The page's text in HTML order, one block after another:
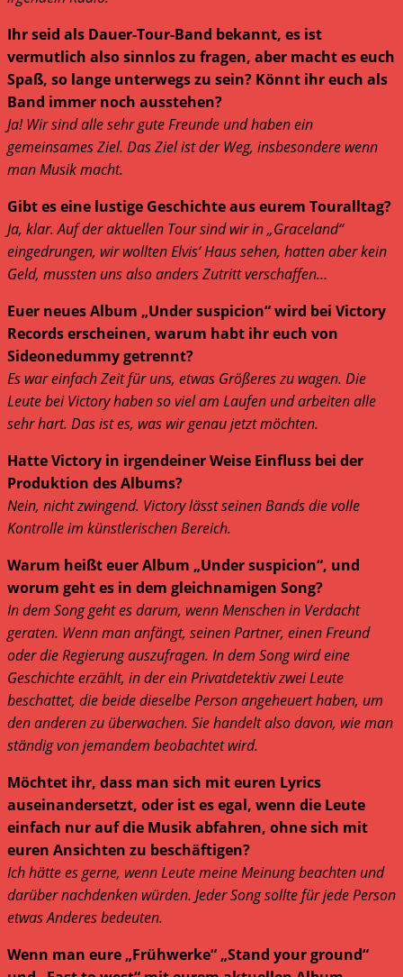
Ihr seid als Dauer-Tour-Band bekannt, es ist
vermutlich also sinnlos zu fragen, aber macht es euch
Spaß, so lange unterwegs zu sein? Könnt ihr euch als
Band immer noch ausstehen?
Ja! Wir sind alle sehr gute Freunde und haben ein
gemeinsames Ziel. Das Ziel ist der Weg, insbesondere wenn
man Musik macht.
Gibt es eine lustige Geschichte aus eurem Touralltag?
Ja, klar. Auf der aktuellen Tour sind wir in „Graceland“
eingedrungen, wir wollten Elvis‘ Haus sehen, hatten aber kein
Geld, mussten uns also anders Zutritt verschaffen…
Euer neues Album „Under suspicion“ wird bei Victory
Records erscheinen, warum habt ihr euch von
Sideonedummy getrennt?
Es war einfach Zeit für uns, etwas Größeres zu wagen. Die
Leute bei Victory haben so viel am Laufen und arbeiten alle
sehr hart. Das ist es, was wir genau jetzt möchten.
Hatte Victory in irgendeiner Weise Einfluss bei der
Produktion des Albums?
Nein, nicht zwingend. Victory lässt seinen Bands die volle
Kontrolle im künstlerischen Bereich.
Warum heißt euer Album „Under suspicion“, und
worum geht es in dem gleichnamigen Song?
In dem Song geht es darum, wenn Menschen in Verdacht
geraten. Wenn man anfängt, seinen Partner, einen Freund
oder die Regierung auszufragen. In dem Song wird eine
Geschichte erzählt, in der ein Privatdetektiv zwei Leute
beschattet, die beide dieselbe Person angeheuert haben, um
den anderen zu überwachen. Sie handelt also davon, wie man
ständig von jemandem beobachtet wird.
Möchtet ihr, dass man sich mit euren Lyrics
auseinandersetzt, oder ist es egal, wenn die Leute
einfach nur auf die Musik abfahren, ohne sich mit
euren Ansichten zu beschäftigen?
Ich hätte es gerne, wenn Leute meine Meinung beachten und
darüber nachdenken würden. Jeder Song sollte für jede Person
etwas Anderes bedeuten.
Wenn man eure „Frühwerke“ „Stand your ground“